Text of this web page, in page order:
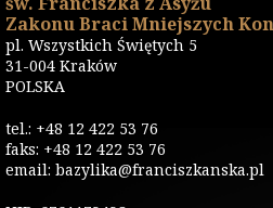
Zakonu Braci Mniejszych
pl. Wszystkich Świętych 5
31-004 Kraków
POLSKA
tel.: +48 12 422 53 76
faks: +48 12 422 53 76
email: bazylika@franciszkanska.pl